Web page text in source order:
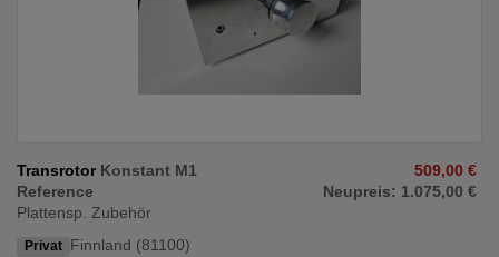
Transrotor Konstant M1
Reference
Plattensp. Zubehör
Privat Finnland (81100)
509,00 €
Neupreis: 1.075,00 €